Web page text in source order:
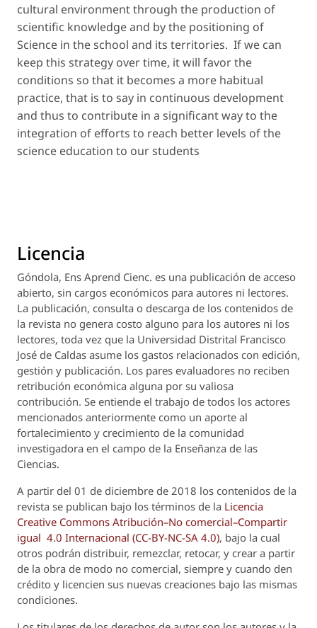
cultural environment through the production of
scientific knowledge and by the positioning of
Science in the school and its territories. If we can
keep this strategy over time, it will favor the
conditions so that it becomes a more habitual
practice, that is to say in continuous development
and thus to contribute in a significant way to the
integration of efforts to reach better levels of the
science education to our students
Licencia
Góndola, Ens Aprend Cienc. es una publicación de acceso
abierto, sin cargos económicos para autores ni lectores.
La publicación, consulta o descarga de los contenidos de
la revista no genera costo alguno para los autores ni los
lectores, toda vez que la Universidad Distrital Francisco
José de Caldas asume los gastos relacionados con edición,
gestión y publicación. Los pares evaluadores no reciben
retribución económica alguna por su valiosa
contribución. Se entiende el trabajo de todos los actores
mencionados anteriormente como un aporte al
fortalecimiento y crecimiento de la comunidad
investigadora en el campo de la Enseñanza de las
Ciencias.
A partir del 01 de diciembre de 2018 los contenidos de la
revista se publican bajo los términos de la Licencia
Creative Commons Atribución–No comercial–Compartir
igual 4.0 Internacional (CC-BY-NC-SA 4.0), bajo la cual
otros podrán distribuir, remezclar, retocar, y crear a partir
de la obra de modo no comercial, siempre y cuando den
crédito y licencien sus nuevas creaciones bajo las mismas
condiciones.